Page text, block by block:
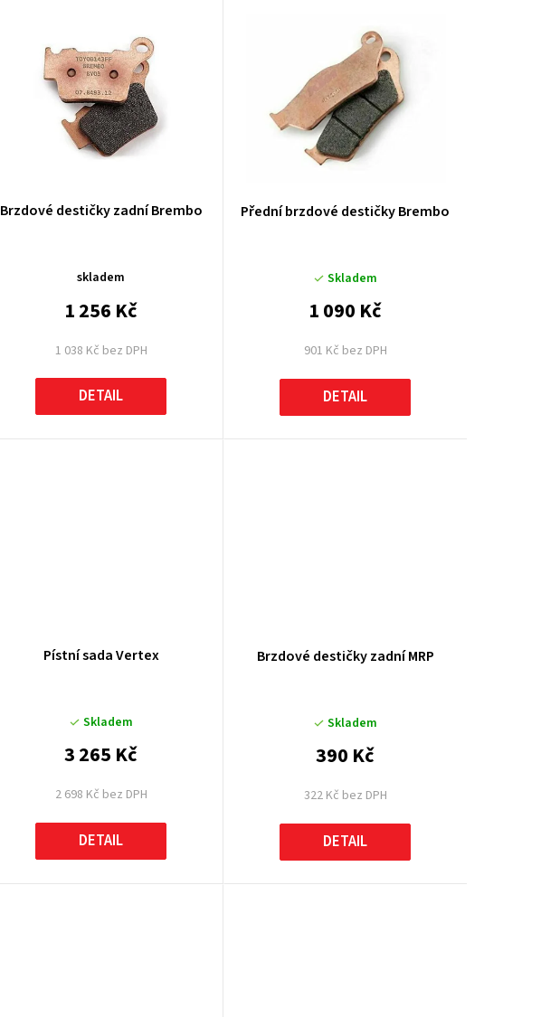
Brzdové destičky zadní Brembo
skladem
1 038 Kč bez DPH
1 256 Kč
DETAIL
Přední brzdové destičky Brembo
Skladem
901 Kč bez DPH
1 090 Kč
DETAIL
Pístní sada Vertex
Skladem
2 698 Kč bez DPH
3 265 Kč
DETAIL
Brzdové destičky zadní MRP
Skladem
322 Kč bez DPH
390 Kč
DETAIL